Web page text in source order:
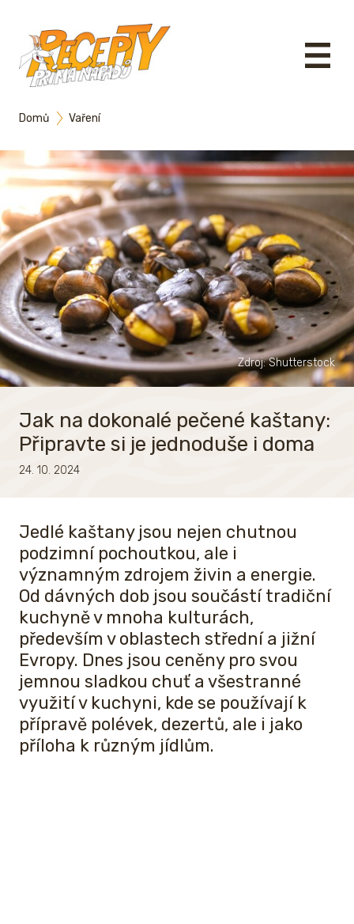
Domů Vaření
Zdroj: Shutterstock
Jak na dokonalé pečené kaštany:
Připravte si je jednoduše i doma
24. 10. 2024
Jedlé kaštany jsou nejen chutnou
podzimní pochoutkou, ale i
významným zdrojem živin a energie.
Od dávných dob jsou součástí tradiční
kuchyně v mnoha kulturách,
především v oblastech střední a jižní
Evropy. Dnes jsou ceněny pro svou
jemnou sladkou chuť a všestranné
využití v kuchyni, kde se používají k
přípravě polévek, dezertů, ale i jako
příloha k různým jídlům.